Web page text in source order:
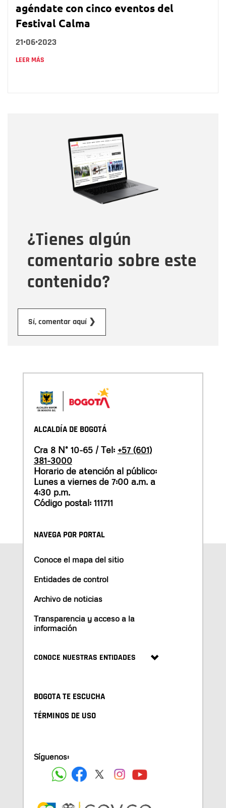
agéndate con cinco eventos del
Festival Calma
21•06•2023
LEER MÁS
¿Tienes algún
comentario sobre este
contenido?
Sí, comentar aquí ❯
Correo electrónico
Tipo de comentario
Mensaje
ALCALDÍA DE BOGOTÁ
Cra 8 N° 10-65 / Tel: +57 (601)
381-3000
Horario de atención al público:
Lunes a viernes de 7:00 a.m. a
4:30 p.m.
Código postal: 111711
NAVEGA POR PORTAL
Conoce el mapa del sitio
Entidades de control
Archivo de noticias
Transparencia y acceso a la
información
CONOCE NUESTRAS ENTIDADES
BOGOTA TE ESCUCHA
TÉRMINOS DE USO
Síguenos: